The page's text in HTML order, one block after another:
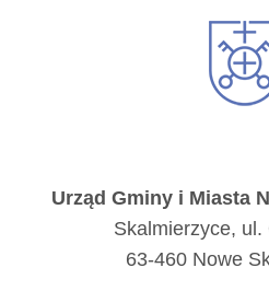
Urząd Gminy i Miasta
Skalmierzyce, ul.
63-460 Nowe